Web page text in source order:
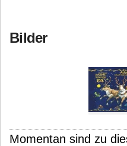
Bilder
Momentan sind zu